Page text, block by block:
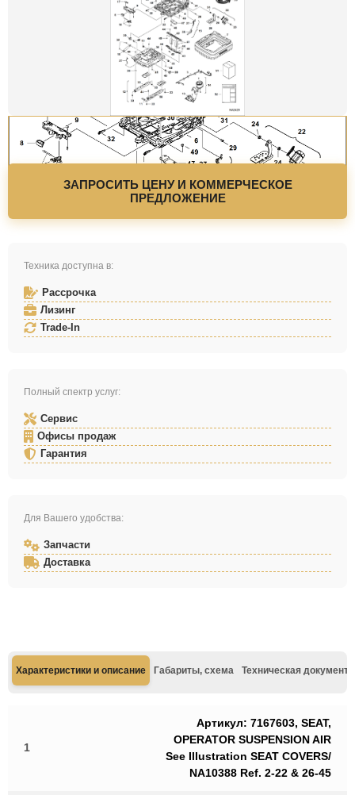
ЗАПРОСИТЬ ЦЕНУ И КОММЕРЧЕСКОЕ
ПРЕДЛОЖЕНИЕ
Техника доступна в:
Рассрочка
Лизинг
Trade-In
Полный спектр услуг:
Сервис
Офисы продаж
Гарантия
Для Вашего удобства:
Запчасти
Доставка
Характеристики и описание Габариты, схема Техническая
1
Артикул: 7167603, SEAT,
OPERATOR SUSPENSION AIR
See Illustration SEAT COVERS/
NA10388 Ref. 2-22 & 26-45